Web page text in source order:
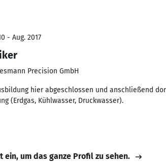
- Aug. 2017
Precision GmbH
hier abgeschlossen und anschließend
(Erdgas, Kühlwasser, Druckwasser).
ein, um das ganze Profil zu sehen.